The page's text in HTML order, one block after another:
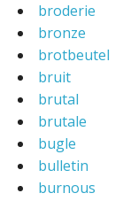
broderie
bronze
brotbeutel
bruit
brutal
brutale
bugle
bulletin
burnous